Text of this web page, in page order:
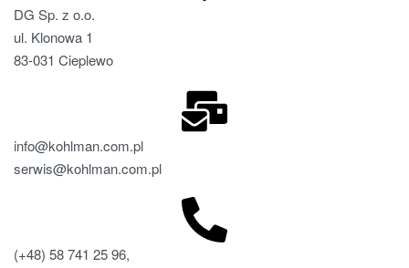
DG Sp. z o.o.
ul. Klonowa 1
83-031 Cieplewo
info@kohlman.com.pl
serwis@kohlman.com.pl
(+48) 58 741 25 96,